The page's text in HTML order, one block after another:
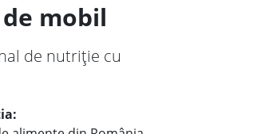
mobil
de nutriție cu